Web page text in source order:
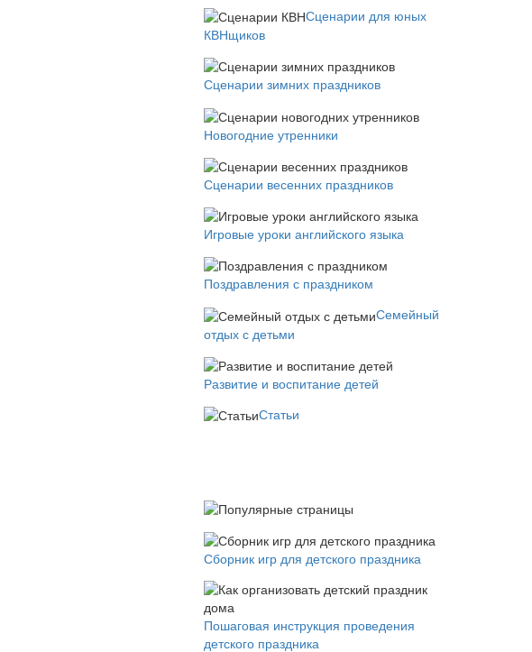
Сценарии для юных
КВНщиков
Сценарии зимних праздников
Новогодние утренники
Сценарии весенних праздников
Игровые уроки английского языка
Поздравления с праздником
Семейный
отдых с детьми
Развитие и воспитание детей
Статьи
Сборник игр для детского праздника
Пошаговая инструкция проведения
детского праздника